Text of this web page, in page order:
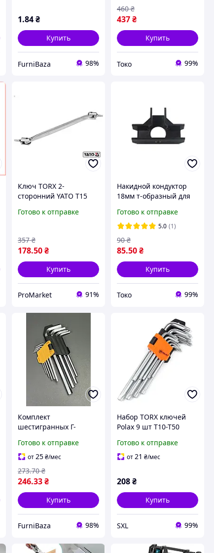
мебели
1.84 ₴
Купить
FurniBaza 98%
437₴
460 ₴
Купить
Токо 99%
Ключ TORX 2-
сторонний YATO T15
ремонта автомобилей
Готово к отправке
178.50 ₴
357 ₴
Купить
ProMarket 91%
Накидной кондуктор
18мм т-образный для
сверление
Готово к отправке
5.0 (1)
85.50₴
90 ₴
Купить
Токо 99%
Комплект
шестигранных Г-
Tolsen 20048, CrV сталь,
9 шт (1.5-10 мм), для
авторемонта, сборки
мебели и других
Готово к отправке
от25 ₴/мес
246.33 ₴
273.70 ₴
Купить
FurniBaza 98%
Набор TORX ключей
Polax 9 шт T10-T50
образные Cr-V сталь
для ремонта и сборки
Готово к отправке
от21 ₴/мес
208₴
Купить
SXL 99%